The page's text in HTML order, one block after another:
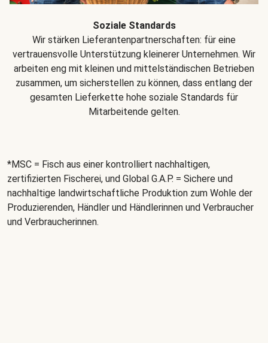
Soziale Standards
Wir stärken Lieferantenpartnerschaften: für eine
vertrauensvolle Unterstützung kleinerer Unternehmen. Wir
arbeiten eng mit kleinen und mittelständischen Betrieben
zusammen, um sicherstellen zu können, dass entlang der
gesamten Lieferkette hohe soziale Standards für
Mitarbeitende gelten.
*MSC = Fisch aus einer kontrolliert nachhaltigen,
zertifizierten Fischerei, und Global G.A.P. = Sichere und
nachhaltige landwirtschaftliche Produktion zum Wohle der
Produzierenden, Händler und Händlerinnen und Verbraucher
und Verbraucherinnen.